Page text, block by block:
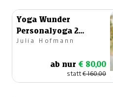
Yoga Wunder
Personalyoga 2
Einheiten
Julia Hofmann
ab nur € 80,00
statt€ 160,00